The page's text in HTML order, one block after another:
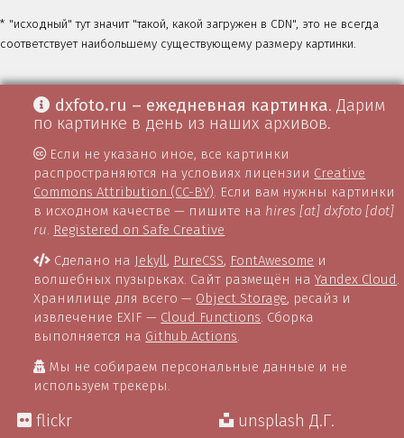
* "исходный" тут значит "такой, какой загружен в CDN", это не всегда
соответствует наибольшему существующему размеру картинки.
dxfoto.ru – ежедневная картинка. Дарим
по картинке в день из наших архивов.
Если не указано иное, все картинки
распространяются на условиях лицензии Creative
Commons Attribution (CC-BY). Если вам нужны картинки
в исходном качестве — пишите на hires [at] dxfoto [dot]
ru. Registered on Safe Creative
Сделано на Jekyll, PureCSS, FontAwesome и
волшебных пузырьках. Сайт размещён наYandex Cloud .
Хранилище для всего — Object Storage, ресайз и
извлечение EXIF — Cloud Functions. Сборка
выполняется на Github Actions.
Мы не собираем персональные данные и не
используем трекеры.
flickr unsplash Д.Г.